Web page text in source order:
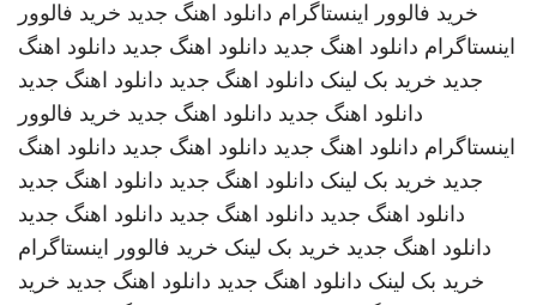
خرید فالوور اینستاگرام دانلود اهنگ جدید خرید فالوور
اینستاگرام دانلود اهنگ جدید دانلود اهنگ جدید دانلود اهنگ
جدید خرید بک لینک دانلود اهنگ جدید دانلود اهنگ جدید
دانلود اهنگ جدید دانلود اهنگ جدید خرید فالوور
اینستاگرام دانلود اهنگ جدید دانلود اهنگ جدید دانلود اهنگ
جدید خرید بک لینک دانلود اهنگ جدید دانلود اهنگ جدید
دانلود اهنگ جدید دانلود اهنگ جدید دانلود اهنگ جدید
دانلود اهنگ جدید خرید بک لینک خرید فالوور اینستاگرام
خرید بک لینک دانلود اهنگ جدید دانلود اهنگ جدید خرید